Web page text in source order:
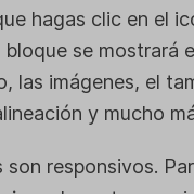
hagas clic en el
se mostrará
las imágenes, el
y mucho
responsivos.